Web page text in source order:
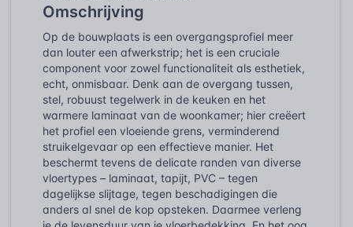
Omschrijving
Op de bouwplaats is een overgangsprofiel meer
dan louter een afwerkstrip; het is een cruciale
component voor zowel functionaliteit als esthetiek,
echt, onmisbaar. Denk aan de overgang tussen,
stel, robuust tegelwerk in de keuken en het
warmere laminaat van de woonkamer; hier creëert
het profiel een vloeiende grens, verminderend
struikelgevaar op een effectieve manier. Het
beschermt tevens de delicate randen van diverse
vloertypes – laminaat, tapijt, PVC – tegen
dagelijkse slijtage, tegen beschadigingen die
anders al snel de kop opsteken. Daarmee verleng